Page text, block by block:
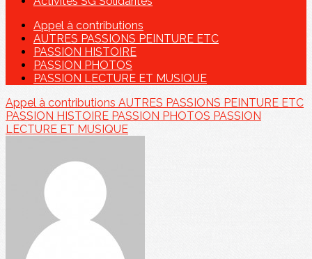
Appel à contributions
AUTRES PASSIONS PEINTURE ETC
PASSION HISTOIRE
PASSION PHOTOS
PASSION LECTURE ET MUSIQUE
Appel à contributions AUTRES PASSIONS PEINTURE ETC
PASSION HISTOIRE PASSION PHOTOS PASSION
LECTURE ET MUSIQUE